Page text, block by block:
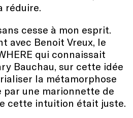
réduire.
cesse à mon esprit.
avec Benoit Vreux, le
qui connaissait
Bauchau, sur cette idée
la métamorphose
par une marionnette de
cette intuition était juste.